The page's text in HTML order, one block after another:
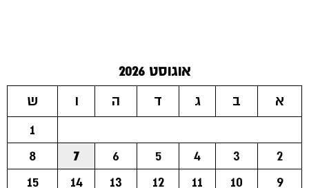
אוגוסט 2026
א
ב ג ד ה ו
ש
1
2
3
4
5
6
7
8
9
10
11
12
13
14
15